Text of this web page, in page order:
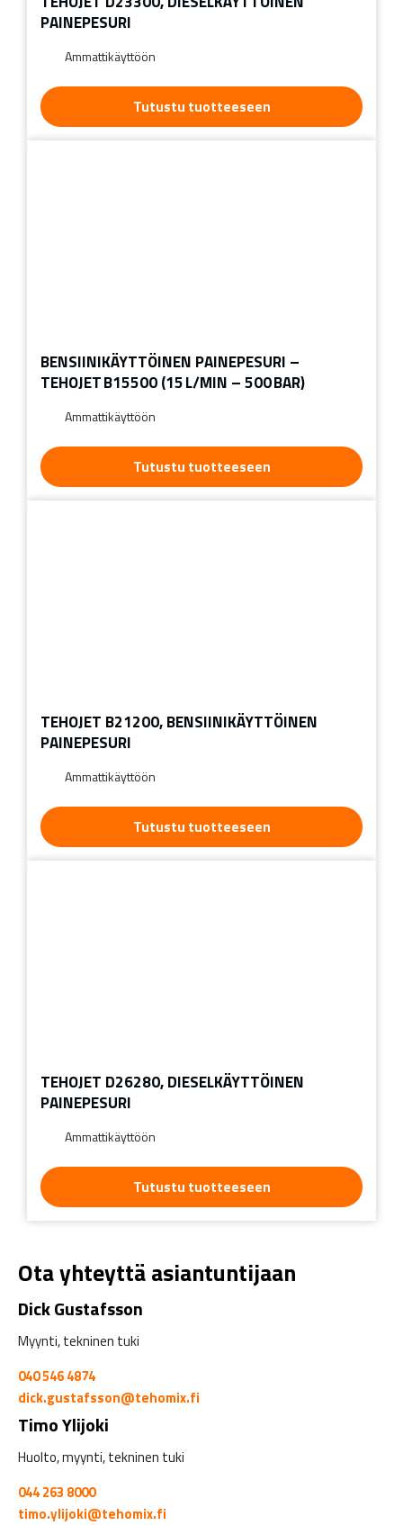
PAINEPESURI
Ammattikäyttöön
Tutustu tuotteeseen
BENSIINIKÄYTTÖINEN PAINEPESURI –
TEHOJET B15500 (15 L/MIN – 500 BAR)
Ammattikäyttöön
Tutustu tuotteeseen
TEHOJET B21200, BENSIINIKÄYTTÖINEN
PAINEPESURI
Ammattikäyttöön
Tutustu tuotteeseen
TEHOJET D26280, DIESELKÄYTTÖINEN
PAINEPESURI
Ammattikäyttöön
Tutustu tuotteeseen
Ota yhteyttä asiantuntijaan
Dick Gustafsson
Myynti, tekninen tuki
040 546 4874
dick.gustafsson@tehomix.fi
Timo Ylijoki
Huolto, myynti, tekninen tuki
044 263 8000
timo.ylijoki@tehomix.fi